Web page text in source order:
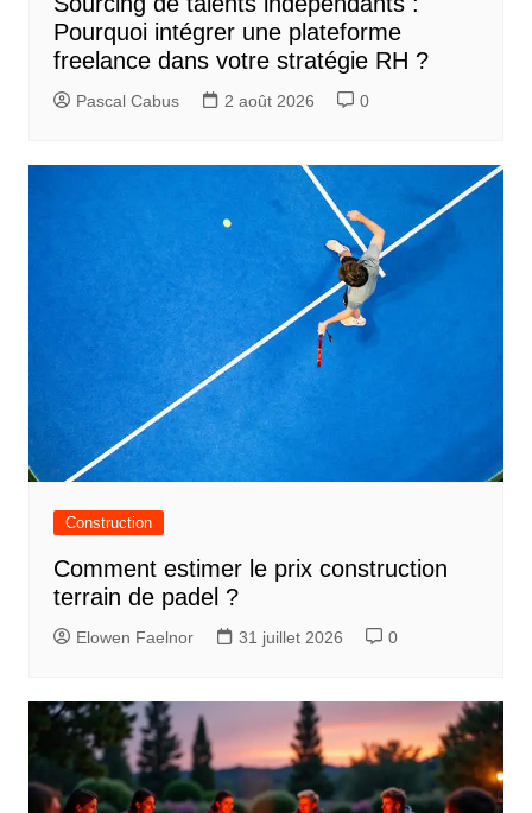
Pourquoi intégrer une plateforme
freelance dans votre stratégie RH ?
Pascal Cabus 2 août 2026 0
Construction
Comment estimer le prix construction
terrain de padel ?
Elowen Faelnor 31 juillet 2026 0